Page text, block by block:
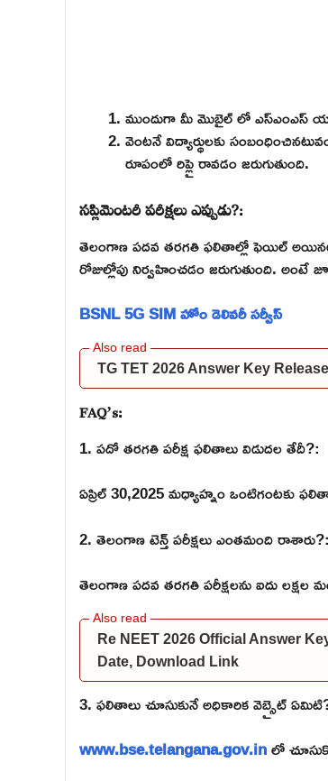
ముందుగా మీ మొబైల్ లో ఎస్ఎంఎస్
వెంటనే విద్యార్థులకు
రూపంలో రిప్లై రావడం జరుగుతుంది.
సప్లిమెంటరీ పరీక్షలు ఎప్పుడు?:
తెలంగాణ పదవ తరగతి ఫలితాల్లో ఫెయిల్
రోజుల్లోపు నిర్వహించడం జరుగుతుంది.
BSNL 5G SIM హోం డెలివరీ సర్వీస్
TG TET 2026 Answer Key
FAQ’s:
1. పదో తరగతి పరీక్ష ఫలితాలు విడుదల తేదీ?:
ఏప్రిల్ 30,2025 మధ్యాహ్నం ఒంటిగంటకు
2. తెలంగాణ టెన్త్ పరీక్షలు ఎంతమంది రాశారు?:
తెలంగాణ పదవ తరగతి పరీక్షలను ఐదు
Re NEET 2026 Official Answer
Date, Download Link
3. ఫలితాలు చూసుకునే అధికారిక వెబ్సైట్
www.bse.telangana.gov.inలో